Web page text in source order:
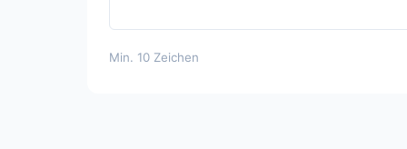
Min. 10 Zeichen